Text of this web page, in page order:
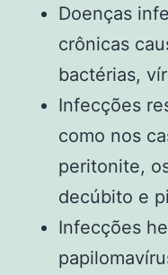
Doenças
crônicas
bactérias,
Infecções
como nos
peritonite,
decúbito e
Infecções